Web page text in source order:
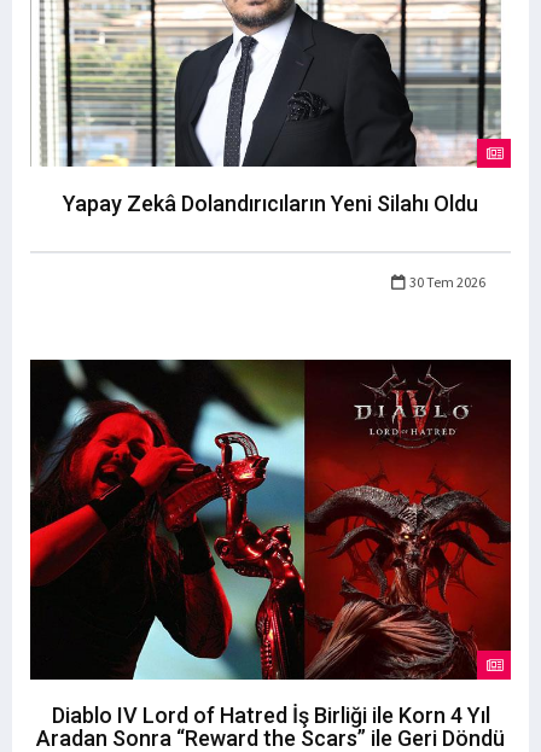
Yapay Zekâ Dolandırıcıların Yeni Silahı Oldu
30 Tem 2026
Diablo IV Lord of Hatred İş Birliği ile Korn 4 Yıl
Aradan Sonra “Reward the Scars” ile Geri Döndü